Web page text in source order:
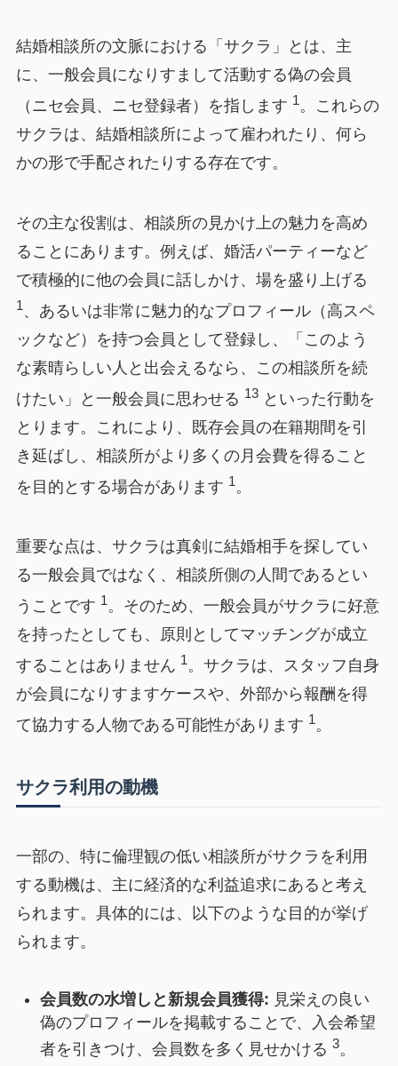
結婚相談所の文脈における「サクラ」とは、主
に、一般会員になりすまして活動する偽の会員
（ニセ会員、ニセ登録者）を指します 1。これらの
サクラは、結婚相談所によって雇われたり、何ら
かの形で手配されたりする存在です。
その主な役割は、相談所の見かけ上の魅力を高め
ることにあります。例えば、婚活パーティーなど
で積極的に他の会員に話しかけ、場を盛り上げる
1、あるいは非常に魅力的なプロフィール（高スペ
ックなど）を持つ会員として登録し、「このよう
な素晴らしい人と出会えるなら、この相談所を続
けたい」と一般会員に思わせる 13といった行動を
とります。これにより、既存会員の在籍期間を引
き延ばし、相談所がより多くの月会費を得ること
を目的とする場合があります 1。
重要な点は、サクラは真剣に結婚相手を探してい
る一般会員ではなく、相談所側の人間であるとい
うことです 1。そのため、一般会員がサクラに好意
を持ったとしても、原則としてマッチングが成立
することはありません 1。サクラは、スタッフ自身
が会員になりすますケースや、外部から報酬を得
て協力する人物である可能性があります 1。
サクラ利用の動機
一部の、特に倫理観の低い相談所がサクラを利用
する動機は、主に経済的な利益追求にあると考え
られます。具体的には、以下のような目的が挙げ
られます。
会員数の水増しと新規会員獲得: 見栄えの良い
偽のプロフィールを掲載することで、入会希望
者を引きつけ、会員数を多く見せかける 3。